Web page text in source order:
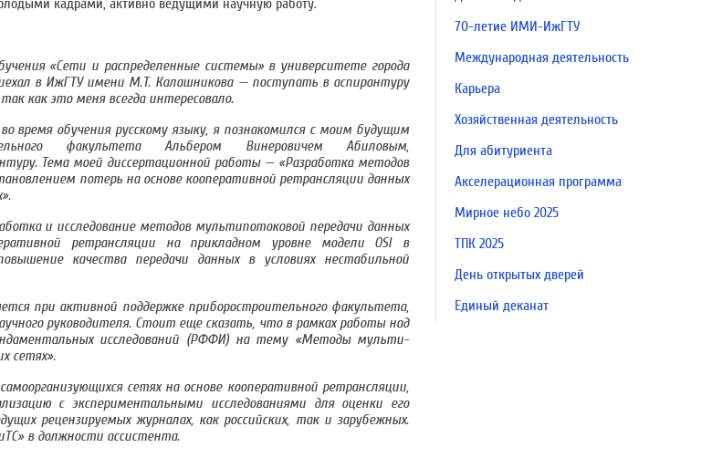
кадрами, активно ведущими научную работу.
«Сети и распределенные системы» в университете города
в ИжГТУ имени М.Т. Калашникова — поступать в аспирантуру
как это меня всегда интересовало.
время обучения русскому языку, я познакомился с моим будущим
факультета Альбером Винеровичем Абиловым,
Тема моей диссертационной работы — «Разработка методов
потерь на основе кооперативной ретрансляции данных
и исследование методов мультипотоковой передачи данных
ретрансляции на прикладном уровне модели OSI в
качества передачи данных в условиях нестабильной
при активной поддержке приборостроительного факультета,
руководителя. Стоит еще сказать, что в рамках работы над
исследований (РФФИ) на тему «Методы мульти-
сетях».
сетях на основе кооперативной ретрансляции,
с экспериментальными исследованиями для оценки его
рецензируемых журналах, как российских, так и зарубежных.
в должности ассистента.
70-летие ИМИ-ИжГТУ
Международная деятельность
Карьера
Хозяйственная деятельность
Для абитуриента
Акселерационная программа
Мирное небо 2025
ТПК 2025
День открытых дверей
Единый деканат